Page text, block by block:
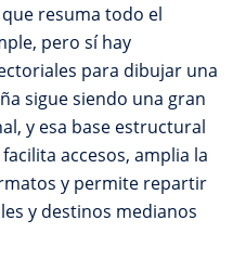
resuma todo el
pero sí hay
para dibujar una
sigue siendo una gran
y esa base estructural
accesos, amplia la
y permite repartir
y destinos medianos